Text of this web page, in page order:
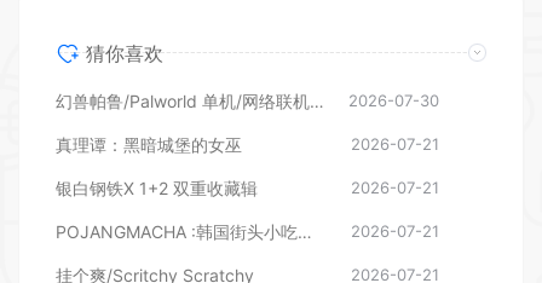
猜你喜欢
幻兽帕鲁/Palworld 单机/网络联机 （更新v1.0.1.10619） 2026-07-30
真理谭：黑暗城堡的女巫 2026-07-21
银白钢铁X 1+2 双重收藏辑 2026-07-21
POJANGMACHA :韩国街头小吃模拟器 2026-07-21
挂个爽/Scritchy Scratchy 2026-07-21